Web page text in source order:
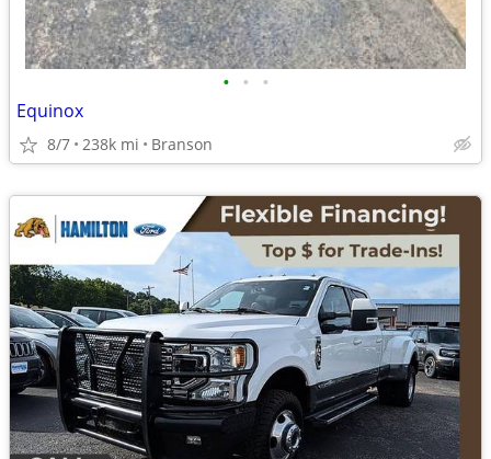
• • •
Equinox
8/7 238k mi Branson